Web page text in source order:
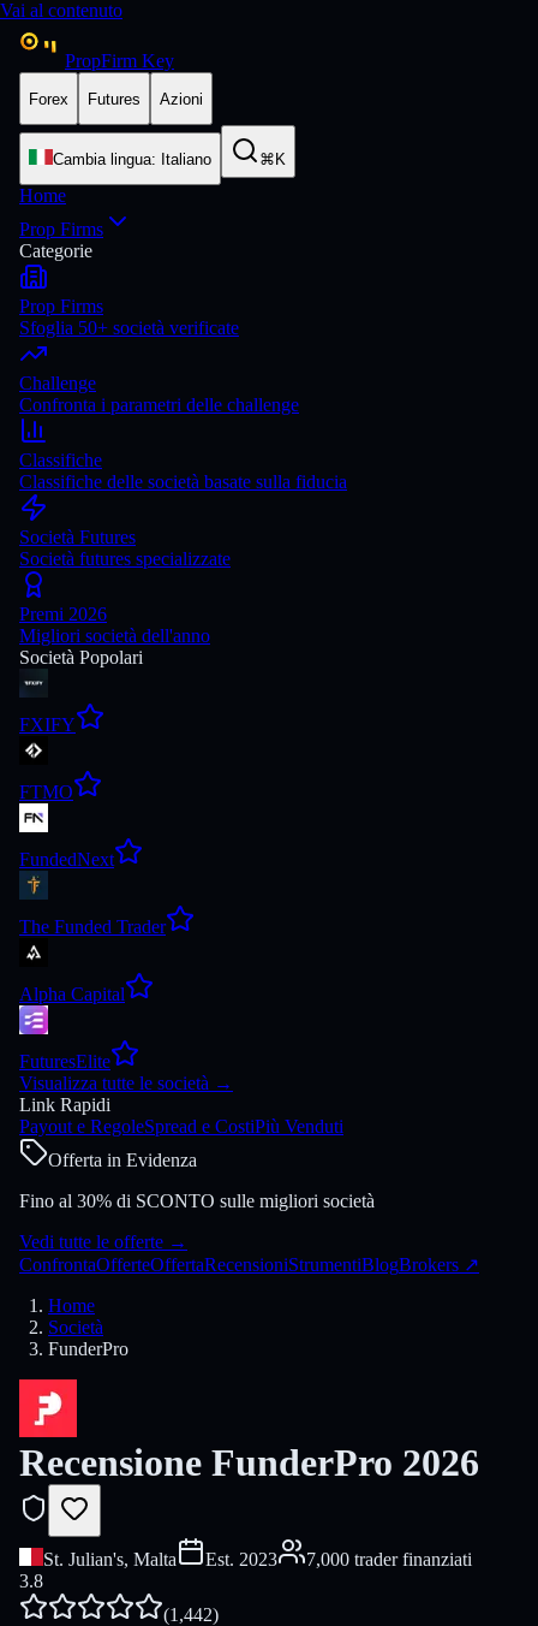
Vai al contenuto
PropFirm Key
Forex Futures Azioni
Cambia lingua: Italiano ⌘K
Home
Prop Firms
Categorie
Prop Firms
Sfoglia 50+ società verificate
Challenge
Confronta i parametri delle challenge
Classifiche
Classifiche delle società basate sulla fiducia
Società Futures
Società futures specializzate
Premi 2026
Migliori società dell'anno
Società Popolari
FXIFY
FTMO
FundedNext
The Funded Trader
Alpha Capital
FuturesElite
Visualizza tutte le società →
Link Rapidi
Payout e RegoleSpread e CostiPiù Venduti
Offerta in Evidenza
Fino al 30% di SCONTO sulle migliori società
Vedi tutte le offerte →
ConfrontaOfferteOffertaRecensioniStrumentiBlogBrokers ↗
Home
Società
FunderPro
Recensione FunderPro 2026
St. Julian's, Malta Est. 2023
7,000 trader finanziati
3.8
(1,442)